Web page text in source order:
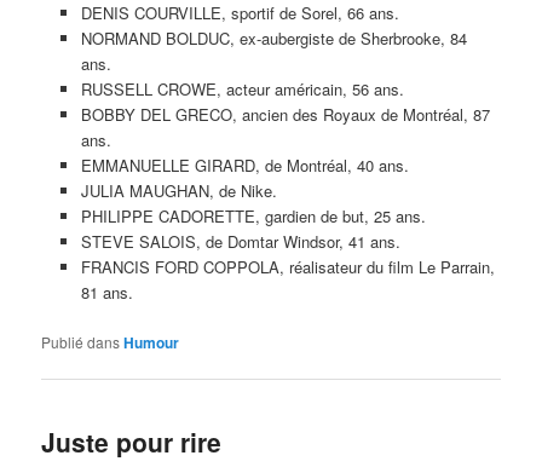
DENIS COURVILLE, sportif de Sorel, 66 ans.
NORMAND BOLDUC, ex-aubergiste de Sherbrooke, 84
ans.
RUSSELL CROWE, acteur américain, 56 ans.
BOBBY DEL GRECO, ancien des Royaux de Montréal, 87
ans.
EMMANUELLE GIRARD, de Montréal, 40 ans.
JULIA MAUGHAN, de Nike.
PHILIPPE CADORETTE, gardien de but, 25 ans.
STEVE SALOIS, de Domtar Windsor, 41 ans.
FRANCIS FORD COPPOLA, réalisateur du film Le Parrain,
81 ans.
Publié dansHumour
Juste pour rire